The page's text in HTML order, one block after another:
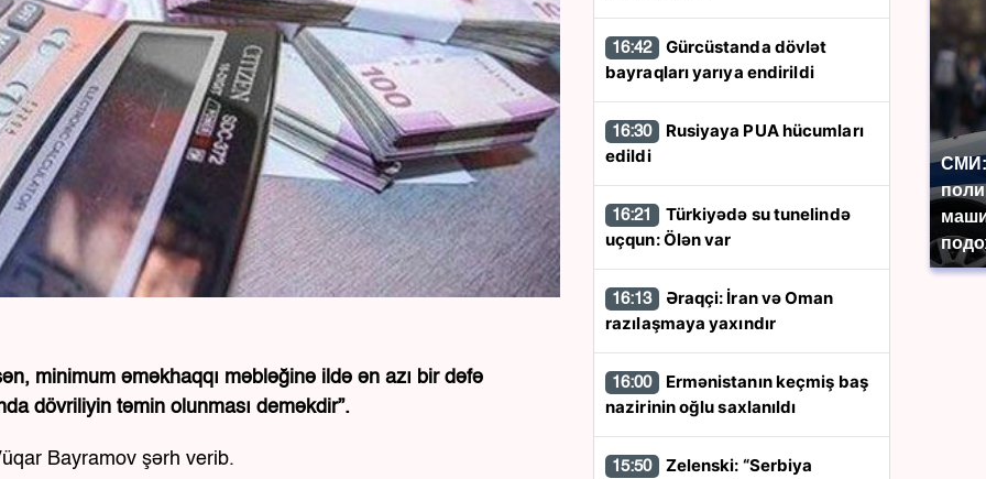
СМИ:
minimum əməkhaqqı məbləğinə ildə ən azı bir dəfə
dövriliyin təmin olunması deməkdir”.
Bayramov şərh verib.
16:42
bayraqları yarıya endirildi
16:30
edildi
16:21
uçqun: Ölən var
16:13
razılaşmaya yaxındır
16:00
nazirinin oğlu saxlanıldı
15:50